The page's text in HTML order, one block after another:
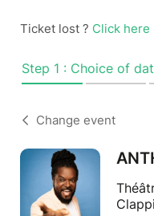
Ticket lost ? Click here
Step 1 : Choice of
Change event